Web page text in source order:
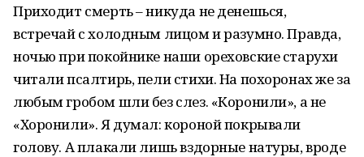
Приходит смерть – никуда не денешься,
встречай с холодным лицом и разумно. Правда,
ночью при покойнике наши ореховские старухи
читали псалтирь, пели стихи. На похоронах же за
любым гробом шли без слез. «Коронили», а не
«Хоронили». Я думал: короной покрывали
голову. А плакали лишь вздорные натуры, вроде